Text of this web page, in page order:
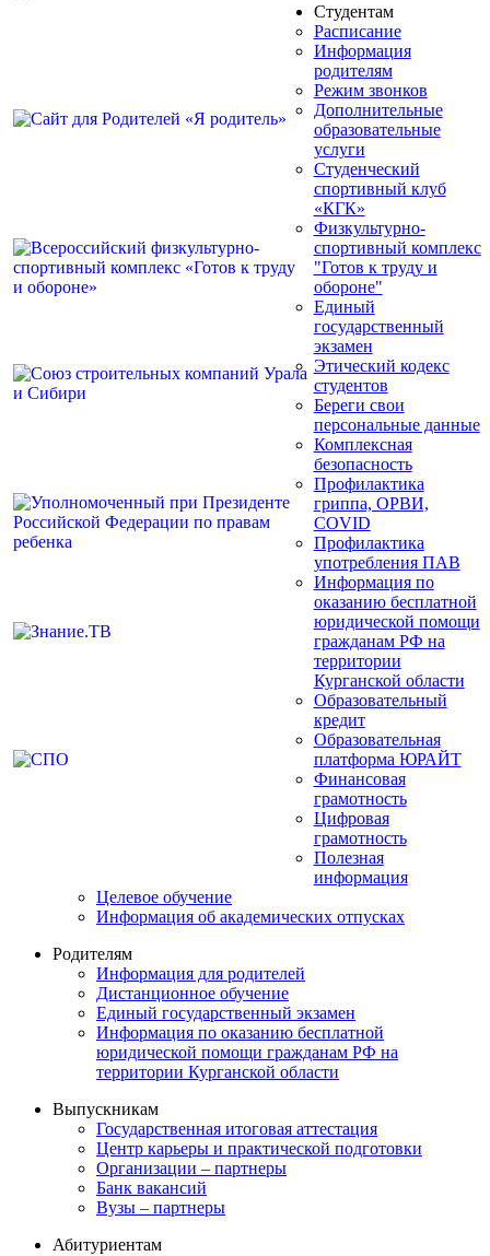
Студентам
Расписание
Информация
родителям
Режим звонков
Дополнительные
образовательные
услуги
Студенческий
спортивный клуб
«КГК»
Физкультурно-
спортивный комплекс
"Готов к труду и
обороне"
Единый
государственный
экзамен
Этический кодекс
студентов
Береги свои
персональные данные
Комплексная
безопасность
Профилактика
гриппа, ОРВИ,
COVID
Профилактика
употребления ПАВ
Информация по
оказанию бесплатной
юридической помощи
гражданам РФ на
территории
Курганской области
Образовательный
кредит
Образовательная
платформа ЮРАЙТ
Финансовая
грамотность
Цифровая
грамотность
Полезная
информация
Целевое обучение
Информация об академических отпусках
Родителям
Информация для родителей
Дистанционное обучение
Единый государственный экзамен
Информация по оказанию бесплатной
юридической помощи гражданам РФ на
территории Курганской области
Выпускникам
Государственная итоговая аттестация
Центр карьеры и практической подготовки
Организации – партнеры
Банк вакансий
Вузы – партнеры
Абитуриентам